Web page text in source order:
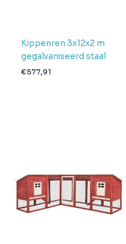
Kippenren 3x12x2 m
gegalvaniseerd staal
€577,91